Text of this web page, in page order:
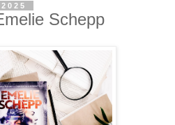
Schepp